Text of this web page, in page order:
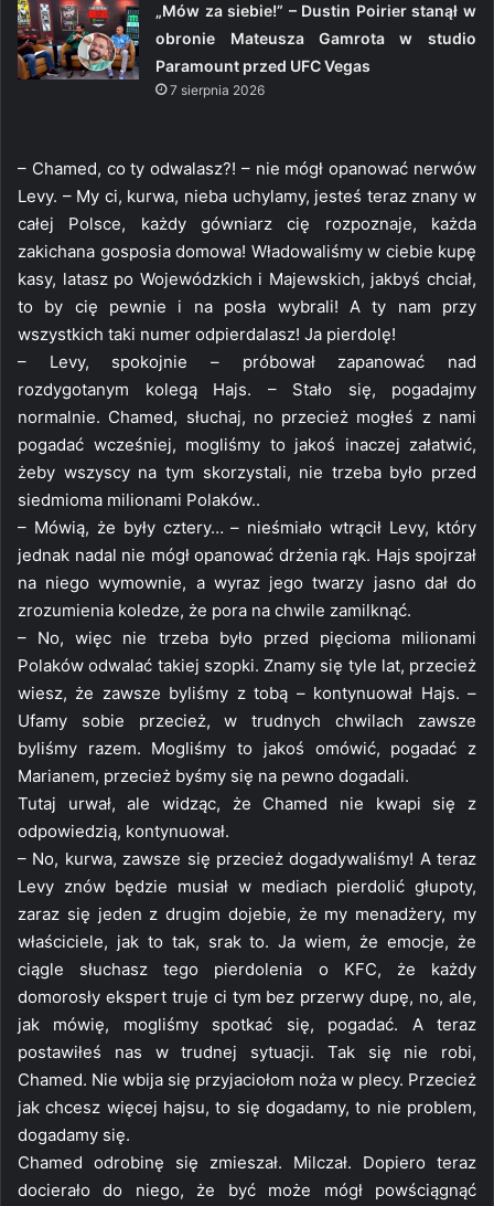
„Mów za siebie!” – Dustin Poirier stanął w
obronie Mateusza Gamrota w studio
Paramount przed UFC Vegas
7 sierpnia 2026
– Chamed, co ty odwalasz?! – nie mógł opanować nerwów
Levy. – My ci, kurwa, nieba uchylamy, jesteś teraz znany w
całej Polsce, każdy gówniarz cię rozpoznaje, każda
zakichana gosposia domowa! Władowaliśmy w ciebie kupę
kasy, latasz po Wojewódzkich i Majewskich, jakbyś chciał,
to by cię pewnie i na posła wybrali! A ty nam przy
wszystkich taki numer odpierdalasz! Ja pierdolę!
– Levy, spokojnie – próbował zapanować nad
rozdygotanym kolegą Hajs. – Stało się, pogadajmy
normalnie. Chamed, słuchaj, no przecież mogłeś z nami
pogadać wcześniej, mogliśmy to jakoś inaczej załatwić,
żeby wszyscy na tym skorzystali, nie trzeba było przed
siedmioma milionami Polaków..
– Mówią, że były cztery… – nieśmiało wtrącił Levy, który
jednak nadal nie mógł opanować drżenia rąk. Hajs spojrzał
na niego wymownie, a wyraz jego twarzy jasno dał do
zrozumienia koledze, że pora na chwile zamilknąć.
– No, więc nie trzeba było przed pięcioma milionami
Polaków odwalać takiej szopki. Znamy się tyle lat, przecież
wiesz, że zawsze byliśmy z tobą – kontynuował Hajs. –
Ufamy sobie przecież, w trudnych chwilach zawsze
byliśmy razem. Mogliśmy to jakoś omówić, pogadać z
Marianem, przecież byśmy się na pewno dogadali.
Tutaj urwał, ale widząc, że Chamed nie kwapi się z
odpowiedzią, kontynuował.
– No, kurwa, zawsze się przecież dogadywaliśmy! A teraz
Levy znów będzie musiał w mediach pierdolić głupoty,
zaraz się jeden z drugim dojebie, że my menadżery, my
właściciele, jak to tak, srak to. Ja wiem, że emocje, że
ciągle słuchasz tego pierdolenia o KFC, że każdy
domorosły ekspert truje ci tym bez przerwy dupę, no, ale,
jak mówię, mogliśmy spotkać się, pogadać. A teraz
postawiłeś nas w trudnej sytuacji. Tak się nie robi,
Chamed. Nie wbija się przyjaciołom noża w plecy. Przecież
jak chcesz więcej hajsu, to się dogadamy, to nie problem,
dogadamy się.
Chamed odrobinę się zmieszał. Milczał. Dopiero teraz
docierało do niego, że być może mógł powściągnąć